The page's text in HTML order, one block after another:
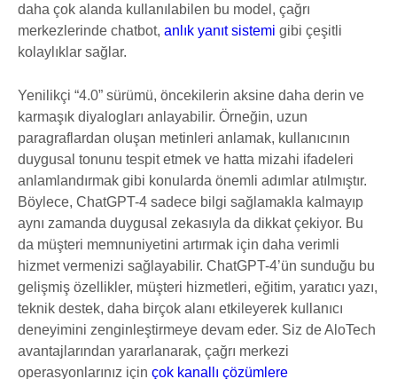
daha çok alanda kullanılabilen bu model, çağrı
merkezlerinde chatbot, anlık yanıt sistemi gibi çeşitli
kolaylıklar sağlar.
Yenilikçi “4.0” sürümü, öncekilerin aksine daha derin ve
karmaşık diyalogları anlayabilir. Örneğin, uzun
paragraflardan oluşan metinleri anlamak, kullanıcının
duygusal tonunu tespit etmek ve hatta mizahi ifadeleri
anlamlandırmak gibi konularda önemli adımlar atılmıştır.
Böylece, ChatGPT-4 sadece bilgi sağlamakla kalmayıp
aynı zamanda duygusal zekasıyla da dikkat çekiyor. Bu
da müşteri memnuniyetini artırmak için daha verimli
hizmet vermenizi sağlayabilir. ChatGPT-4’ün sunduğu bu
gelişmiş özellikler, müşteri hizmetleri, eğitim, yaratıcı yazı,
teknik destek, daha birçok alanı etkileyerek kullanıcı
deneyimini zenginleştirmeye devam eder. Siz de AloTech
avantajlarından yararlanarak, çağrı merkezi
operasyonlarınız için çok kanallı çözümlere